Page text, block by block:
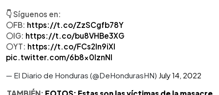
👇 Síguenos en:
⚪FB: https://t.co/ZzSCgfb78Y
⚪IG: https://t.co/bu8VHBe3XG
⚪YT: https://t.co/FCs2ln9iXl
pic.twitter.com/6b8x0IznNI
— El Diario de Honduras (@DeHondurasHN) July 14, 2022